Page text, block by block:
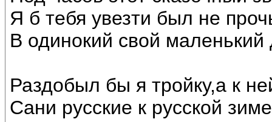
Я б тебя увезти был не
В одинокий свой
Раздобыл бы я тройку,а к
Сани русские к русской